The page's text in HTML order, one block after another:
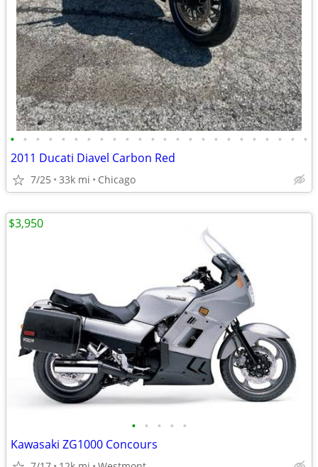
• • • • • • • • • • • • • • • • • • • • • • • •
2011 Ducati Diavel Carbon Red
7/25 33k mi Chicago
• • • • •
Kawasaki ZG1000 Concours
$3,950